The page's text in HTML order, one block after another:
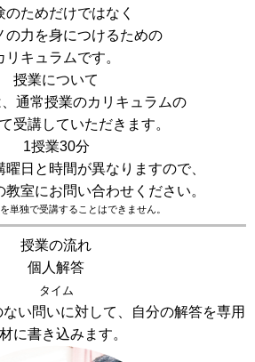
のためだけではなく
の力を身につけるための
リキュラムです。
授業について
通常授業のカリキュラムの
受講していただきます。
1授業30分
日と時間が異なりますので、
室にお問い合わせください。
単独で受講することはできません。
授業の流れ
個人解答
タイム
い問いに対して、自分の解答を専用
に書き込みます。